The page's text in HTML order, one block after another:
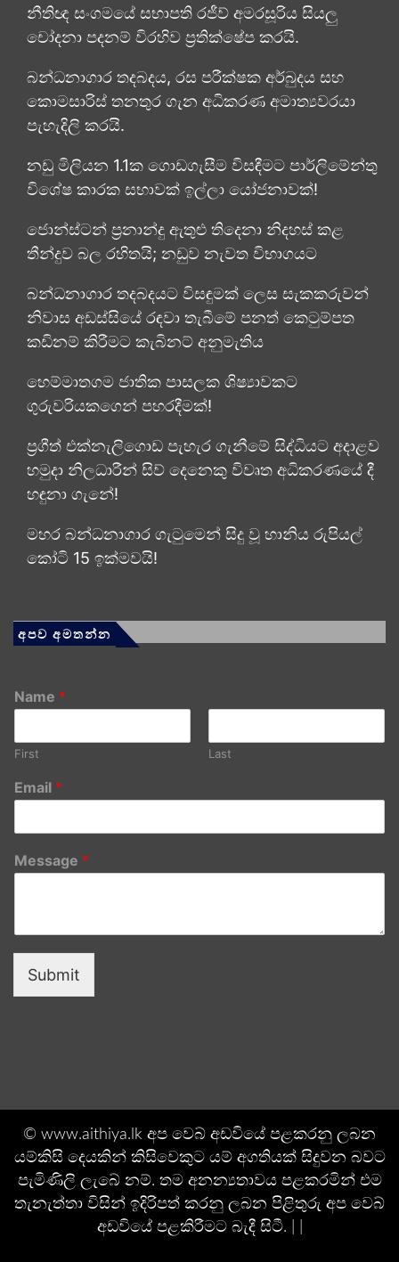
නීතිඥ සංගමයේ සභාපති රජීව් අමරසූරිය සියලු
චෝදනා පදනම් විරහිව ප්‍රතික්ෂේප කරයි.
බන්ධනාගාර තදබදය, රස පරීක්ෂක අර්බුදය සහ
කොමසාරිස් තනතුර ගැන අධිකරණ අමාත්‍යවරයා
පැහැදිලි කරයි.
නඩු මිලියන 1.1ක ගොඩගැසීම විසඳීමට පාර්ලිමේන්තු
විශේෂ කාරක සභාවක් ඉල්ලා යෝජනාවක්!
ජොන්ස්ටන් ප්‍රනාන්දු ඇතුළු තිදෙනා නිදහස් කළ
තීන්දුව බල රහිතයි; නඩුව නැවත විභාගයට
බන්ධනාගාර තදබදයට විසඳුමක් ලෙස සැකකරුවන්
නිවාස අඩස්සියේ රඳවා තැබීමේ පනත් කෙටුම්පත
කඩිනම් කිරීමට කැබිනට් අනුමැතිය
හෙම්මාතගම ජාතික පාසලක ශිෂ්‍යාවකට
ගුරුවරියකගෙන් පහරදීමක්!
ප්‍රගීත් එක්නැලිගොඩ පැහැර ගැනීමේ සිද්ධියට අදාළව
හමුදා නිලධාරීන් සිව් දෙනෙකු විවෘත අධි­ක­ර­ණ­යේ දී
හඳුනා ගැනේ!
මහර බන්ධනාගාර ගැටුමෙන් සිදු වූ හානිය රුපියල්
කෝටි 15 ඉක්මවයි!
අපව අමතන්න
Name *
First Last
Email *
Message *
Submit
© www.aithiya.lk අප වෙබ් අඩවියේ පළකරනු ලබන
යම්කිසි දෙයකින් කිසිවෙකුට යම් අගතියක් සිදුවන බවට
පැමිණිලි ලැබේ නම්. තම අනන්‍යතාවය පළකරමින් එම
තැනැත්තා විසින් ඉදිරිපත් කරනු ලබන පිළිතුරු අප වෙබ්
අඩවියේ පළකිරීමට බැදී සිටී. | |